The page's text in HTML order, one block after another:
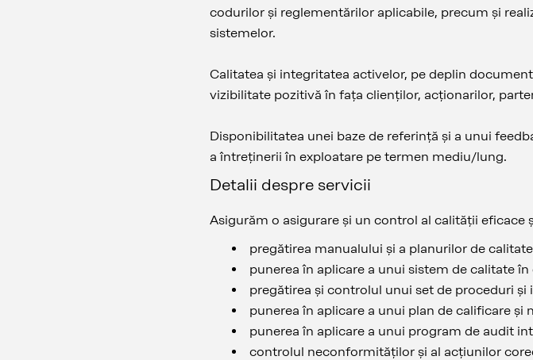
codurilor și reglementărilor aplicabile, precum și
sistemelor.
Calitatea și integritatea activelor, pe deplin
vizibilitate pozitivă în fața clienților, acționarilor,
Disponibilitatea unei baze de referință și a unui
a întreținerii în exploatare pe termen mediu/lung.
Detalii despre servicii
Asigurăm o asigurare și un control al calității
pregătirea manualului și a planurilor de
punerea în aplicare a unui sistem de calitate
pregătirea și controlul unui set de proceduri
punerea în aplicare a unui plan de calificare
punerea în aplicare a unui program de audit
controlul neconformităților și al acțiunilor